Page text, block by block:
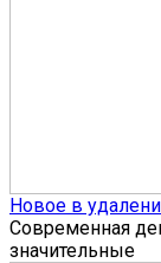
Новое в
Современная
значительные